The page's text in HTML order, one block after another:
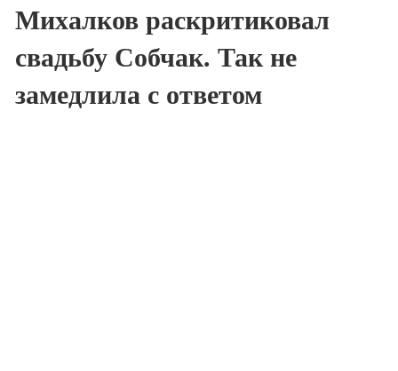
Михалков раскритиковал
свадьбу Собчак. Так не
замедлила с ответом